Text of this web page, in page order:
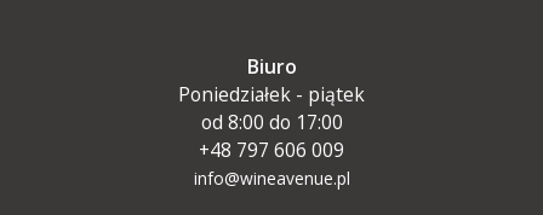
Biuro
Poniedziałek - piątek
od 8:00 do 17:00
+48 797 606 009
info@wineavenue.pl